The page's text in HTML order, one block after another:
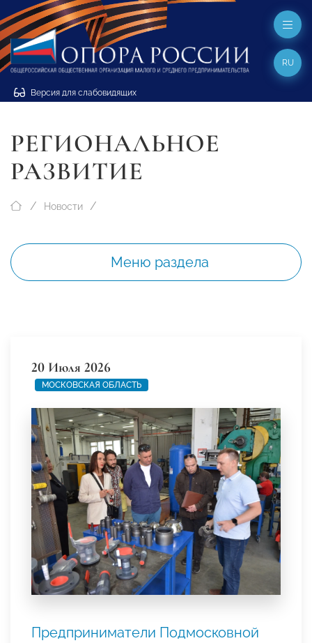
Версия для слабовидящих
RU
РЕГИОНАЛЬНОЕ
РАЗВИТИЕ
Новости
Меню раздела
20 Июля 2026
МОСКОВСКАЯ ОБЛАСТЬ
Предприниматели Подмосковной